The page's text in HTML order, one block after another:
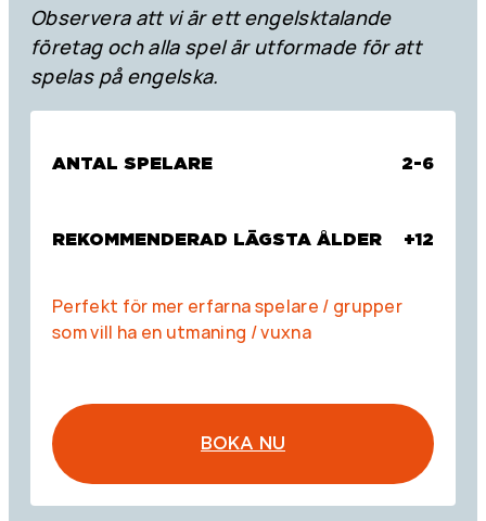
Observera att vi är ett engelsktalande
företag och alla spel är utformade för att
spelas på engelska.
ANTAL SPELARE 2-6
REKOMMENDERAD LÄGSTA ÅLDER +12
Perfekt för mer erfarna spelare / grupper
som vill ha en utmaning / vuxna
BOKA NU